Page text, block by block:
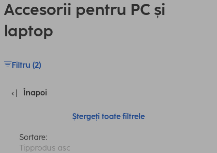
Accesorii pentru PC și
laptop
Filtru (2)
Înapoi
Ștergeți toate filtrele
Sortare:
Tipprodus asc